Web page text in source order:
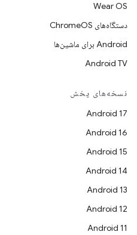
Wear OS
دستگاه‌های ChromeOS
Android برای ماشین‌ها
Android TV
نسخه‌های پخش
Android 17
Android 16
Android 15
Android 14
Android 13
Android 12
Android 11